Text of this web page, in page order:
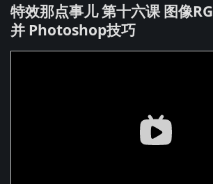
特效那点事儿 第十六课 图像
并 Photoshop技巧